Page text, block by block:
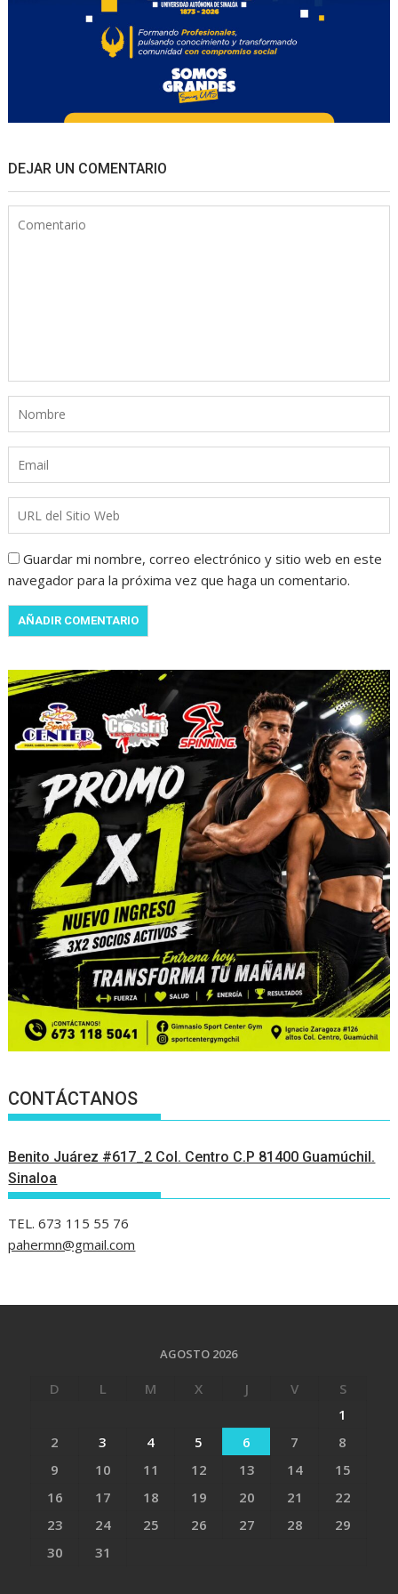
DEJAR UN COMENTARIO
Guardar mi nombre, correo electrónico y sitio web en este
navegador para la próxima vez que haga un comentario.
CONTÁCTANOS
Benito Juárez #617_2 Col. Centro C.P 81400 Guamúchil.
Sinaloa
TEL. 673 115 55 76
pahermn@gmail.com
AGOSTO 2026
D L M X J V
S
1
2
3 4 5 6 7
8
9
10 11 12 13 14
15
16
17 18 19 20 21
22
23
24 25 26 27 28
29
30
31